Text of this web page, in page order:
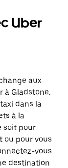
Uber
aux
à Gladstone.
dans la
à la
soit pour
ou pour vous
vous
destination